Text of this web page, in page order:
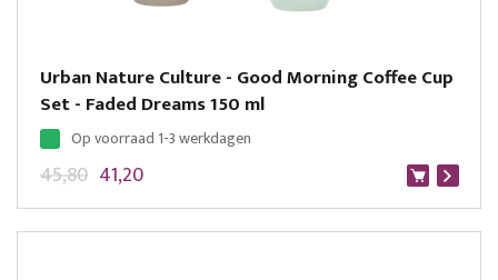
Urban Nature Culture - Good Morning Coffee Cup
Set - Faded Dreams 150 ml
Op voorraad 1-3 werkdagen
41,20
45,80